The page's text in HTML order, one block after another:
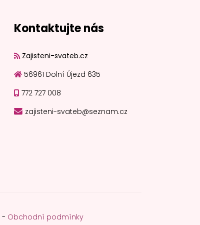
Kontaktujte nás
Zajisteni-svateb.cz
56961 Dolní Újezd 635
772 727 008
zajisteni-svateb@seznam.cz
- Obchodní podmínky